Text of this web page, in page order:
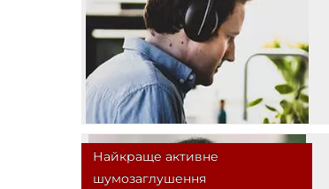
Найкраще активне
шумозаглушення